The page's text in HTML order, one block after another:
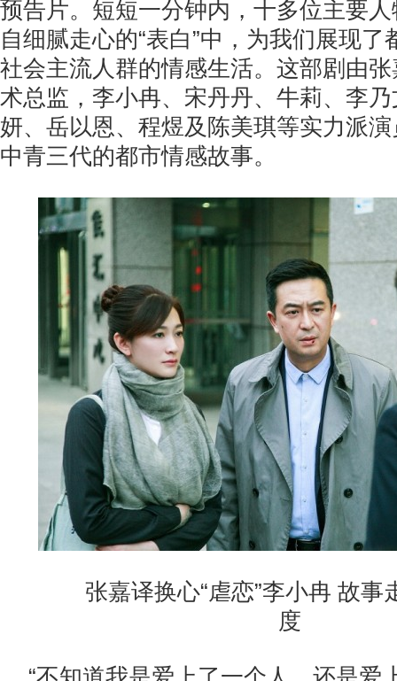
预告片。短短一分钟内，十多位主要
自细腻走心的“表白”中，为我们展现
社会主流人群的情感生活。这部剧由
术总监，李小冉、宋丹丹、牛莉、李
妍、岳以恩、程煜及陈美琪等实力派
中青三代的都市情感故事。
张嘉译换心“虐恋”李小冉 故事
度